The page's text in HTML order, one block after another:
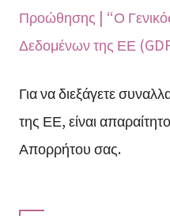
Προώθησης | “Ο
Δεδομένων της ΕΕ
Για να διεξάγετε
της ΕΕ, είναι
Απορρήτου σας.